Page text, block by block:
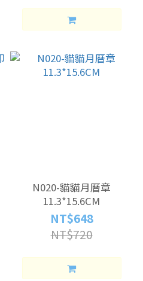
N020-貓貓月曆章
11.3*15.6CM
NT$648
NT$720